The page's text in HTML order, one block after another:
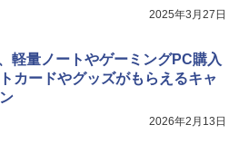
2025年3月27日
軽量ノートやゲーミングPC購入
カードやグッズがもらえるキャ
2026年2月13日